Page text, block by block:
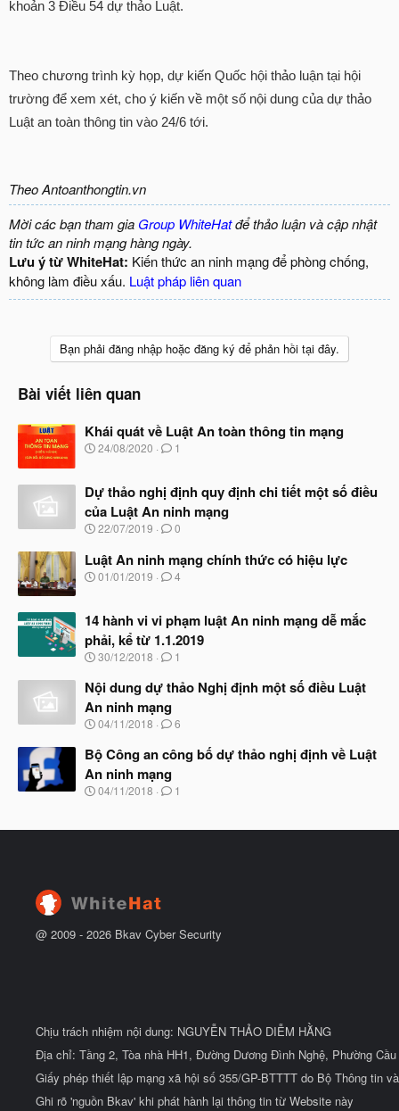
khoản 3 Điều 54 dự thảo Luật.
Theo chương trình kỳ họp, dự kiến Quốc hội thảo luận tại hội
trường để xem xét, cho ý kiến về một số nội dung của dự thảo
Luật an toàn thông tin vào 24/6 tới.
Theo Antoanthongtin.vn
Mời các bạn tham gia Group WhiteHatđể thảo luận và cập nhật
tin tức an ninh mạng hàng ngày.
Lưu ý từ WhiteHat: Kiến thức an ninh mạng để phòng chống,
không làm điều xấu. Luật pháp liên quan
Bạn phải đăng nhập hoặc đăng ký để phản hồi tại đây.
Bài viết liên quan
Khái quát về Luật An toàn thông tin mạng
N
y
b
ắ
t
ầ
u
24/08/2020 1
Dự thảo nghị định quy định chi tiết một số điều
của Luật An ninh mạng
N
à
y
b
t
đ
ầ
u
22/07/2019 0
Luật An ninh mạng chính thức có hiệu lực
N
y
b
ắ
t
ầ
u
01/01/2019 4
14 hành vi vi phạm luật An ninh mạng dễ mắc
phải, kể từ 1.1.2019
N
à
y
b
ắ
đ
ầ
u
30/12/2018 1
Nội dung dự thảo Nghị định một số điều Luật
An ninh mạng
N
à
y
b
ắ
04/11/2018 6
Bộ Công an công bố dự thảo nghị định về Luật
An ninh mạng
N
y
ầ
04/11/2018 1
@ 2009 - 2026 Bkav Cyber Security
Chịu trách nhiệm nội dung: NGUYỄN THẢO DIỄM HẰNG
Địa chỉ: Tầng 2, Tòa nhà HH1, Đường Dương Đình Nghệ, Phường
Giấy phép thiết lập mạng xã hội số 355/GP-BTTTT do Bộ Thông tin
Ghi rõ 'nguồn Bkav' khi phát hành lại thông tin từ Website này